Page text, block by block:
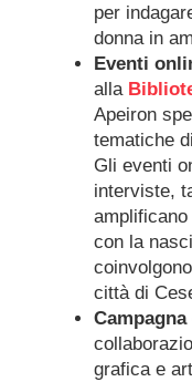
per
donna in
Eventi
alla
Apeiron
tematiche
Gli eventi
interviste,
amplificano
con la
città di
grafica e